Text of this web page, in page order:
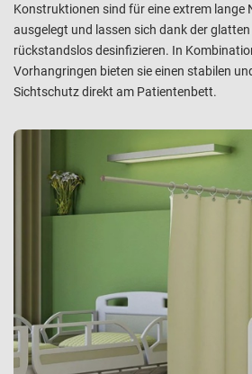
Konstruktionen sind für eine extrem lange
ausgelegt und lassen sich dank der
rückstandslos desinfizieren. In
Vorhangringen bieten sie einen stabilen
Sichtschutz direkt am Patientenbett.